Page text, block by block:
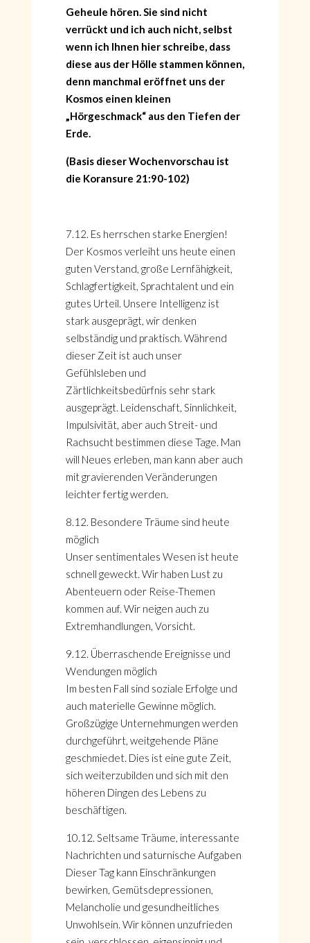
ÜBER AVANTGART.DE
IMPRESSUM & DATENSCHUTZ
Geheule hören. Sie sind nicht
verrückt und ich auch nicht, selbst
wenn ich Ihnen hier schreibe, dass
diese aus der Hölle stammen können,
denn manchmal eröffnet uns der
Kosmos einen kleinen
„Hörgeschmack“ aus den Tiefen der
Erde.
(Basis dieser Wochenvorschau ist
die Koransure 21:90-102)
7.12. Es herrschen starke Energien!
Der Kosmos verleiht uns heute einen
guten Verstand, große Lernfähigkeit,
Schlagfertigkeit, Sprachtalent und ein
gutes Urteil. Unsere Intelligenz ist
stark ausgeprägt, wir denken
selbständig und praktisch. Während
dieser Zeit ist auch unser
Gefühlsleben und
Zärtlichkeitsbedürfnis sehr stark
ausgeprägt. Leidenschaft, Sinnlichkeit,
Impulsivität, aber auch Streit- und
Rachsucht bestimmen diese Tage. Man
will Neues erleben, man kann aber auch
mit gravierenden Veränderungen
leichter fertig werden.
8.12. Besondere Träume sind heute
möglich
Unser sentimentales Wesen ist heute
schnell geweckt. Wir haben Lust zu
Abenteuern oder Reise-Themen
kommen auf. Wir neigen auch zu
Extremhandlungen, Vorsicht.
9.12. Überraschende Ereignisse und
Wendungen möglich
Im besten Fall sind soziale Erfolge und
auch materielle Gewinne möglich.
Großzügige Unternehmungen werden
durchgeführt, weitgehende Pläne
geschmiedet. Dies ist eine gute Zeit,
sich weiterzubilden und sich mit den
höheren Dingen des Lebens zu
beschäftigen.
10.12. Seltsame Träume, interessante
Nachrichten und saturnische Aufgaben
Dieser Tag kann Einschränkungen
bewirken, Gemütsdepressionen,
Melancholie und gesundheitliches
Unwohlsein. Wir können unzufrieden